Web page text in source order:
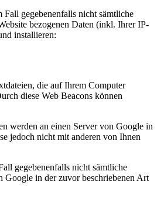
gegebenenfalls nicht sämtliche
bezogenen Daten (inkl. Ihrer IP-
installieren:
die auf Ihrem Computer
diese Web Beacons können
werden an einen Server von Google in
jedoch nicht mit anderen von Ihnen
gegebenenfalls nicht sämtliche
Google in der zuvor beschriebenen Art